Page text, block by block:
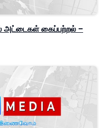
அட்டைகள் கைப்பற்றல் –